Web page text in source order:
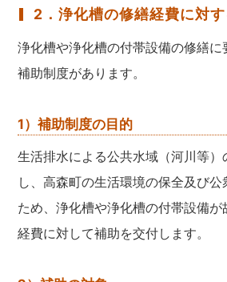
2．浄化槽の修繕経費に対
浄化槽や浄化槽の付帯設備の修繕に
補助制度があります。
1）補助制度の目的
生活排水による公共水域（河川等）
し、高森町の生活環境の保全及び
ため、浄化槽や浄化槽の付帯設備が
経費に対して補助を交付します。